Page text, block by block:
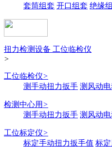
套筒组套 开口组套 绝缘
扭力检测设备 工位临检仪
>
工位临检仪>
测手动扭力扳手 测风动
检测中心用 >
测手动扭力扳手 测风动
工位标定仪>
标定手动扭力扳手值 标